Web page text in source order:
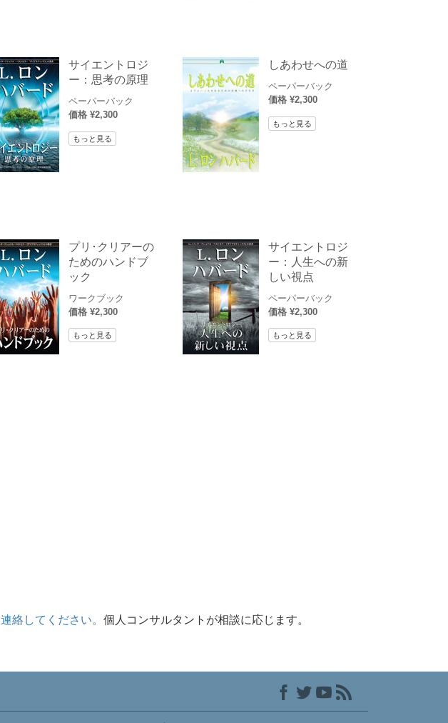
サイエントロジ
ー：思考の原理
ペーパーバック
価格 ¥2,300
もっと見る
しあわせへの道
ペーパーバック
価格 ¥2,300
もっと見る
プリ･クリアーの
ためのハンドブ
ック
ワークブック
価格 ¥2,300
もっと見る
サイエントロジ
ー：人生への新
しい視点
ペーパーバック
価格 ¥2,300
もっと見る
連絡してください。 個人コンサルタントが相談に応じます。